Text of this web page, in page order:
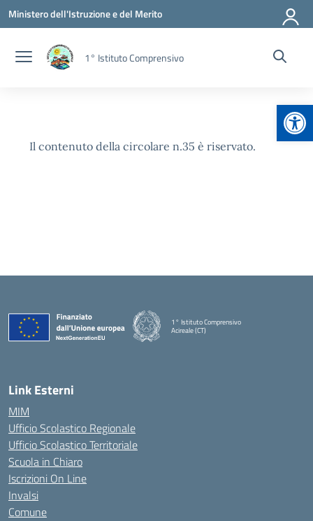
Vai ai contenuti
Vai al menu di navigazione
Vai al footer
Ministero dell'Istruzione e del Merito
1° Istituto Comprensivo
Il contenuto della circolare n.35 è riservato.
1° Istituto Comprensivo
Acireale (CT)
Link Esterni
MIM
Ufficio Scolastico Regionale
Ufficio Scolastico Territoriale
Scuola in Chiaro
Iscrizioni On Line
Invalsi
Comune